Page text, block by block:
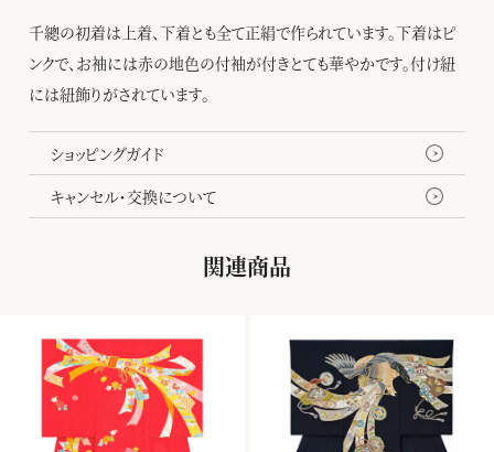
千總の初着は上着、下着とも全て正絹で作られています。下着はピ
ンクで、お袖には赤の地色の付袖が付きとても華やかです。付け紐
には紐飾りがされています。
ショッピングガイド
キャンセル・交換について
関連商品